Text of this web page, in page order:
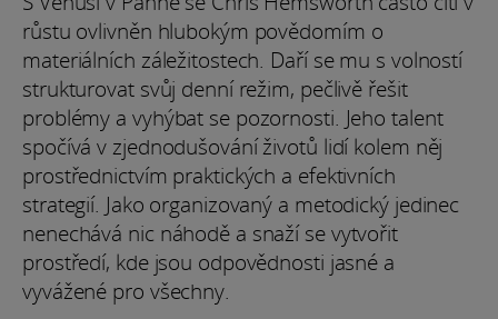
růstu ovlivněn hlubokým povědomím o
materiálních záležitostech. Daří se mu s volností
strukturovat svůj denní režim, pečlivě řešit
problémy a vyhýbat se pozornosti. Jeho talent
spočívá v zjednodušování životů lidí kolem něj
prostřednictvím praktických a efektivních
strategií. Jako organizovaný a metodický jedinec
nenechává nic náhodě a snaží se vytvořit
prostředí, kde jsou odpovědnosti jasné a
vyvážené pro všechny.